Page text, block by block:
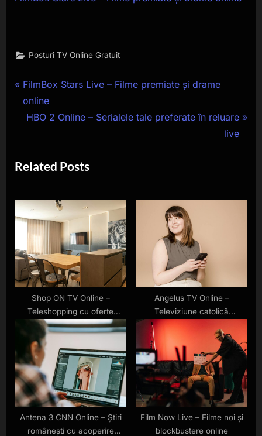
Posturi TV Online Gratuit
Navigare
în
P
r
e
o
u
s
P
o
:
FilmBox Stars Live – Filme premiate și drame
online
N
t
P
o
s
t
HBO 2 Online – Serialele tale preferate în reluare
live
Related Posts
Shop ON TV Online –
Teleshopping cu oferte
exclusive și produse
Angelus TV Online –
Televiziune catolică
românească transmisă live
Antena 3 CNN Online – Știri
românești cu acoperire
Film Now Live – Filme noi și
blockbustere online